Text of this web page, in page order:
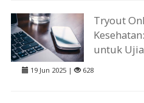
Tryout
untuk
19 Jun 2025 | 628